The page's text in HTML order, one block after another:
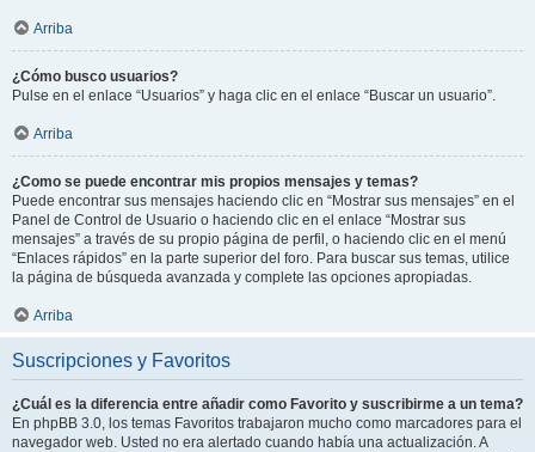
Arriba
¿Cómo busco usuarios?
Pulse en el enlace “Usuarios” y haga clic en el enlace “Buscar un usuario”.
Arriba
¿Como se puede encontrar mis propios mensajes y temas?
Puede encontrar sus mensajes haciendo clic en “Mostrar sus mensajes” en el
Panel de Control de Usuario o haciendo clic en el enlace “Mostrar sus
mensajes” a través de su propio página de perfil, o haciendo clic en el menú
“Enlaces rápidos” en la parte superior del foro. Para buscar sus temas, utilice
la página de búsqueda avanzada y complete las opciones apropiadas.
Arriba
Suscripciones y Favoritos
¿Cuál es la diferencia entre añadir como Favorito y suscribirme a un tema?
En phpBB 3.0, los temas Favoritos trabajaron mucho como marcadores para el
navegador web. Usted no era alertado cuando había una actualización. A